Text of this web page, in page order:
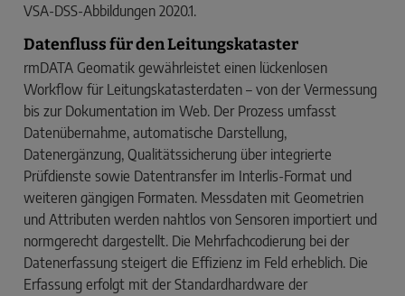
VSA-DSS-Abbildungen 2020.1.
Datenfluss für den Leitungskataster
rmDATA Geomatik gewährleistet einen lückenlosen
Workflow für Leitungskatasterdaten – von der Vermessung
bis zur Dokumentation im Web. Der Prozess umfasst
Datenübernahme, automatische Darstellung,
Datenergänzung, Qualitätssicherung über integrierte
Prüfdienste sowie Datentransfer im Interlis-Format und
weiteren gängigen Formaten. Messdaten mit Geometrien
und Attributen werden nahtlos von Sensoren importiert und
normgerecht dargestellt. Die Mehrfachcodierung bei der
Datenerfassung steigert die Effizienz im Feld erheblich. Die
Erfassung erfolgt mit der Standardhardware der